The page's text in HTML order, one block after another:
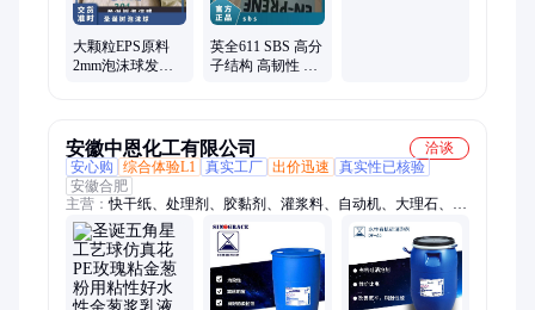
大颗粒EPS原料
2mm泡沫球发泡
英全611 SBS 高分
子结构 高韧性 高
安徽中恩化工有限公司
洽谈
安心购
综合体验L1 真实工厂 出价迅速
真实性已核验
安徽合肥
主营：快干纸、处理剂、胶黏剂、灌浆料、自动机、大理石、超
疏水、聚合物、密度板、胶水纸、胶水pvc、木器漆、泡沫少、
固化剂、pvc塑料、消泡剂、润滑油、网格布、不开胶、定位
胶、聚氨酯、pvc薄膜、树脂感、耐酸碱、附着力